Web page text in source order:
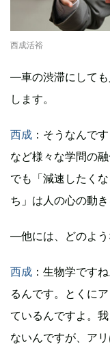
西成活裕
―車の渋滞にしても
します。
西成 ：そうなんで
など様々な学問の
でも「減速したく
ち」は人の心の動
―他には、どのよう
西成 ：生物学です
るんです。とくに
ているんですよ。
ないんですが、ア